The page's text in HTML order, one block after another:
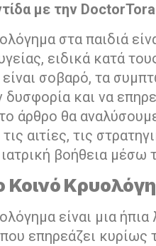
με την DoctorTora
στα παιδιά
ειδικά κατά
σοβαρό, τα
και να
άρθρο θα
αιτίες, τις
βοήθεια μέσω
Κοινό
είναι μια
επηρεάζει κυρίως